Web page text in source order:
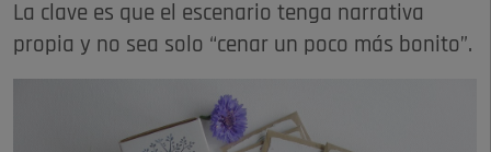
La clave es que el escenario tenga narrativa
propia y no sea solo “cenar un poco más bonito”.